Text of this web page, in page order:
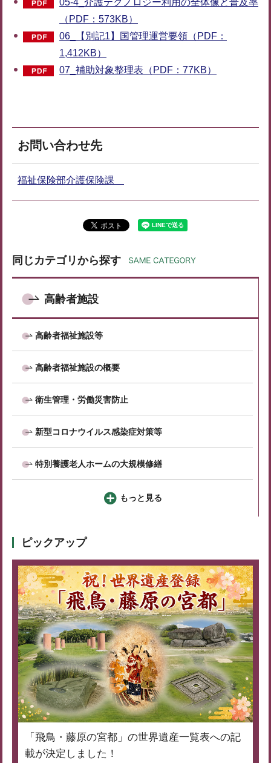
05-4_介護テクノロジー利用の全体像と普及率
（PDF：573KB）
06_【別記1】国管理運営要領（PDF：
1,412KB）
07_補助対象整理表（PDF：77KB）
お問い合わせ先
福祉保険部介護保険課
同じカテゴリから探す
高齢者施設
高齢者福祉施設等
高齢者福祉施設の概要
衛生管理・労働災害防止
新型コロナウイルス感染症対策等
特別養護老人ホームの大規模修繕
もっと見る
ピックアップ
「飛鳥・藤原の宮都」の世界遺産一覧表への記
載が決定しました！